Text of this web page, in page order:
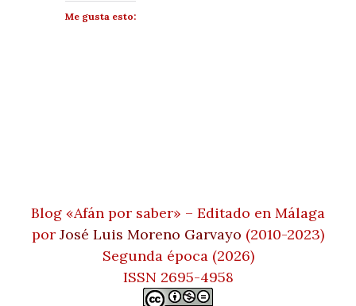
Me gusta esto:
Blog «Afán por saber» – Editado en Málaga
por José Luis Moreno Garvayo (2010-2023)
Segunda época (2026)
ISSN 2695-4958